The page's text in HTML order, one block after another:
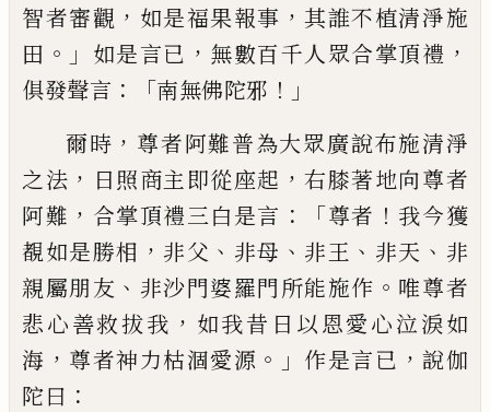
智者審觀 ， 如是福果報事 ，其誰不植清淨施
田 。」 如是言已 ， 無數百千人眾合掌頂禮 ，
俱發聲言 ：「南無佛陀邪 ！」
爾時 ， 尊者阿難普為大眾廣說布施清淨
之法 ， 日照商主即從座起 ，右膝著地向尊者
阿難 ， 合掌頂禮三白是言 ：「尊者 ！ 我今獲
覩如是勝相 ， 非父 、 非母 、 非王 、 非天 、 非
親屬朋友 、 非沙門婆羅門所能施作 。 唯尊者
悲心善救拔我 ， 如我昔日以恩愛心泣淚如
海 ， 尊者神力枯涸愛源 。」 作是言已 ，說伽
陀曰 ：